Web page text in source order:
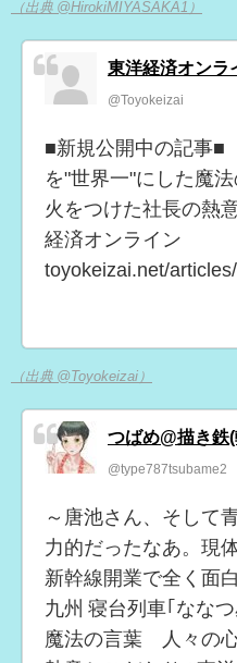
（出典 @HirokiMIYASAKA1）
東洋経済オンラ
@Toyokeizai
■新規公開中の記事■
を"世界一"にした魔
火をつけた社長の熱
経済オンライン
toyokeizai.net/
（出典 @Toyokeizai）
つばめ@描き鉄
@type787tsubame2
～唐池さん、そして
力的だったなあ。現
新幹線開業で全く面
九州 寝台列車｢なな
魔法の言葉 人々の